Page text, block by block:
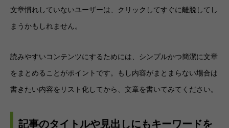
文章慣れしていないユーザーは、クリックしてすぐに離脱してし
まうかもしれません。
読みやすいコンテンツにするためには、シンプルかつ簡潔に文章
をまとめることがポイントです。もし内容がまとまらない場合は
書きたい内容をリスト化してから、文章を書いてみてください。
記事のタイトルや見出しにもキーワードを